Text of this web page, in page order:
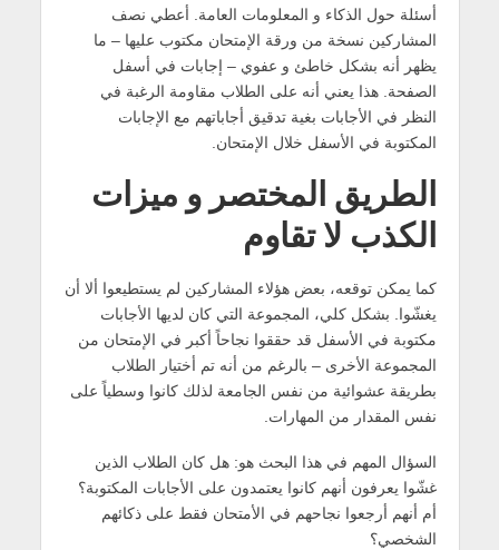
أسئلة حول الذكاء و المعلومات العامة. أعطي نصف
المشاركين نسخة من ورقة الإمتحان مكتوب عليها – ما
يظهر أنه بشكل خاطئ و عفوي – إجابات في أسفل
الصفحة. هذا يعني أنه على الطلاب مقاومة الرغبة في
النظر في الأجابات بغية تدقيق أجاباتهم مع الإجابات
المكتوبة في الأسفل خلال الإمتحان.
الطريق المختصر و ميزات
الكذب لا تقاوم
كما يمكن توقعه، بعض هؤلاء المشاركين لم يستطيعوا ألا أن
يغشّوا. بشكل كلي، المجموعة التي كان لديها الأجابات
مكتوبة في الأسفل قد حققوا نجاحاً أكبر في الإمتحان من
المجموعة الأخرى – بالرغم من أنه تم أختيار الطلاب
بطريقة عشوائية من نفس الجامعة لذلك كانوا وسطياً على
نفس المقدار من المهارات.
السؤال المهم في هذا البحث هو: هل كان الطلاب الذين
غشّوا يعرفون أنهم كانوا يعتمدون على الأجابات المكتوبة؟
أم أنهم أرجعوا نجاحهم في الأمتحان فقط على ذكائهم
الشخصي؟